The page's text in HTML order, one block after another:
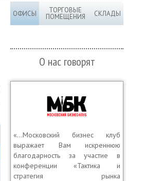
ОФИСЫ ТОРГОВЫЕ
ПОМЕЩЕНИЯ СКЛАДЫ
О нас говорят
«…Московский бизнес клуб
выражает Вам искреннюю
благодарность за участие в
конференции «Тактика и
стратегия рынка